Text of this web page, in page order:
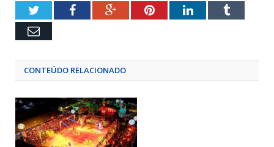
TwitterFacebookGoogle+PinterestLinkedInTumblr
Email
CONTEÚDO RELACIONADO